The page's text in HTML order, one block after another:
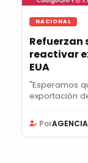
NACIONAL
Refuerzan
reactivar
EUA
"Esperamos
exportación
PorAGENCIA